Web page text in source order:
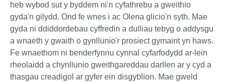
heb wybod sut y byddem ni'n cyfathrebu a gweithio
gyda'n gilydd. Ond fe wnes i ac Olena glicio'n syth. Mae
gyda ni ddiddordebau cyffredin a dulliau tebyg o addysgu
a wnaeth y gwaith o gynllunio'r prosiect gymaint yn haws.
Fe wnaethom ni benderfynnu cynnal cyfarfodydd ar-lein
rheolaidd a chynllunio gweithgareddau darllen ar y cyd a
thasgau creadigol ar gyfer ein disgyblion. Mae gweld